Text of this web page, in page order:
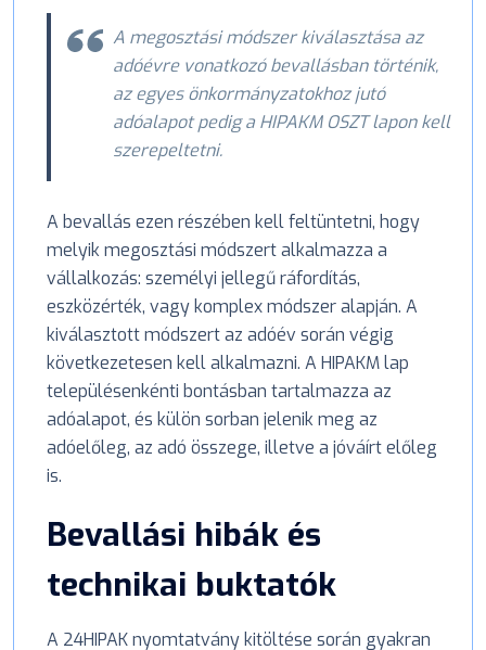
A megosztási módszer kiválasztása az
adóévre vonatkozó bevallásban történik,
az egyes önkormányzatokhoz jutó
adóalapot pedig a HIPAKM OSZT lapon kell
szerepeltetni.
A bevallás ezen részében kell feltüntetni, hogy
melyik megosztási módszert alkalmazza a
vállalkozás: személyi jellegű ráfordítás,
eszközérték, vagy komplex módszer alapján. A
kiválasztott módszert az adóév során végig
következetesen kell alkalmazni. A HIPAKM lap
településenkénti bontásban tartalmazza az
adóalapot, és külön sorban jelenik meg az
adóelőleg, az adó összege, illetve a jóváírt előleg
is.
Bevallási hibák és
technikai buktatók
A 24HIPAK nyomtatvány kitöltése során gyakran